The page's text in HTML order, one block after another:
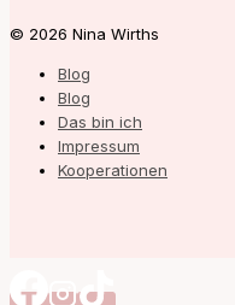
© 2026 Nina Wirths
Blog
Blog
Das bin ich
Impressum
Kooperationen